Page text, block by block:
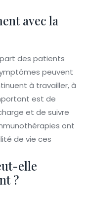
avec la
des patients
peuvent
à travailler, à
est de
et de suivre
ont
de vie ces
elle
?